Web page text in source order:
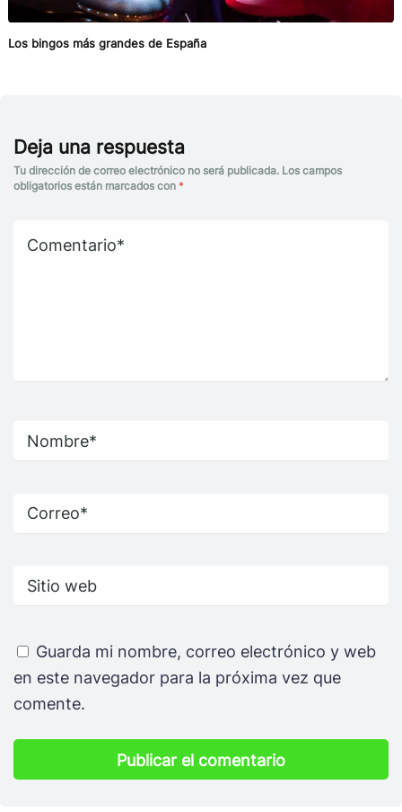
Los bingos más grandes de España
Deja una respuesta
Tu dirección de correo electrónico no será publicada. Los campos
obligatorios están marcados con *
Guarda mi nombre, correo electrónico y web
en este navegador para la próxima vez que
comente.